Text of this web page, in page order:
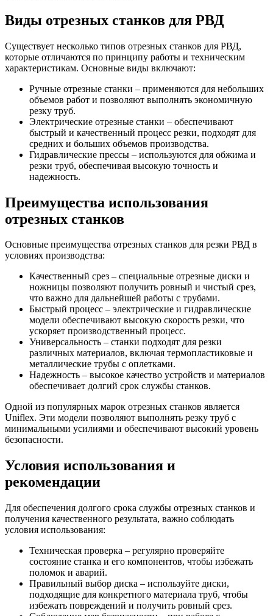
Виды отрезных станков для РВД
Существует несколько типов отрезных станков для РВД,
которые отличаются по принципу работы и техническим
характеристикам. Основные виды включают:
Ручные отрезные станки – применяются для небольших
объемов работ и позволяют выполнять экономичную
резку труб.
Электрические отрезные станки – обеспечивают
быстрый и качественный процесс резки, подходят для
средних и больших объемов производства.
Гидравлические прессы – используются для обжима и
резки труб, обеспечивая высокую точность и
надежность.
Преимущества использования
отрезных станков
Основные преимущества отрезных станков для резки РВД в
условиях производства:
Качественный срез – специальные отрезные диски и
ножницы позволяют получить ровный и чистый срез,
что важно для дальнейшей работы с трубами.
Быстрый процесс – электрические и гидравлические
модели обеспечивают высокую скорость резки, что
ускоряет производственный процесс.
Универсальность – станки подходят для резки
различных материалов, включая термопластиковые и
металлические трубы с оплетками.
Надежность – высокое качество устройств и материалов
обеспечивает долгий срок службы станков.
Одной из популярных марок отрезных станков является
Uniflex. Эти модели позволяют выполнять резку труб с
минимальными усилиями и обеспечивают высокий уровень
безопасности.
Условия использования и
рекомендации
Для обеспечения долгого срока службы отрезных станков и
получения качественного результата, важно соблюдать
условия использования:
Техническая проверка – регулярно проверяйте
состояние станка и его компонентов, чтобы избежать
поломок и аварий.
Правильный выбор диска – используйте диски,
подходящие для конкретного материала труб, чтобы
избежать повреждений и получить ровный срез.